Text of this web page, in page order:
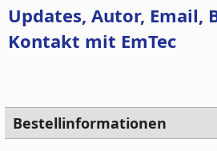
Updates, Autor, Email,
Kontakt mit EmTec
Bestellinformationen